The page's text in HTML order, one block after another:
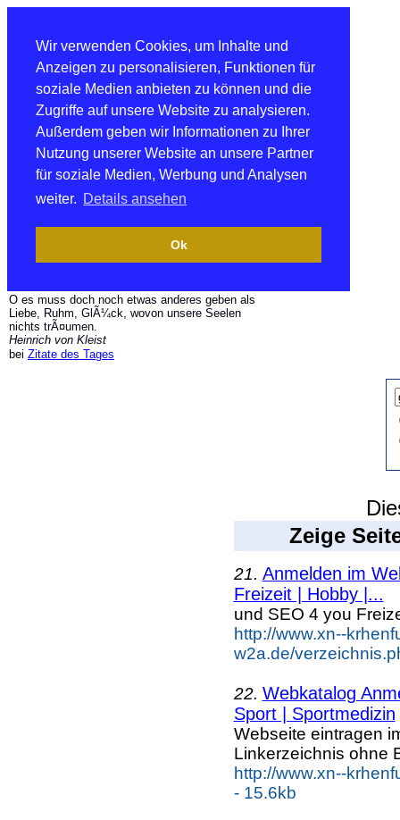
Wir verwenden Cookies, um Inhalte und
Anzeigen zu personalisieren, Funktionen für
soziale Medien anbieten zu können und die
Zugriffe auf unsere Website zu analysieren.
Außerdem geben wir Informationen zu Ihrer
Nutzung unserer Website an unsere Partner
für soziale Medien, Werbung und Analysen
weiter. Details ansehen
Ok
O es muss doch noch etwas anderes geben als
Liebe, Ruhm, GlÃ¼ck, wovon unsere Seelen
nichts trÃ¤umen.
Heinrich von Kleist
bei Zitate des Tages
Zeige
21. Anmelden im
Freizeit | Hobby |...
und SEO 4 you
http://www.xn--
w2a.de/
22. Webkatalog
Sport | Sportmedizin
Webseite eintragen
Linkerzeichnis ohne
http://www.xn--
- 15.6kb